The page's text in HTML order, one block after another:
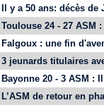
Il y a 50 ans: décès
Toulouse 24 - 27 ASM
Falgoux : une fin
3 jeunards titulaires
Bayonne 20 - 3 ASM :
L’ASM de retour en